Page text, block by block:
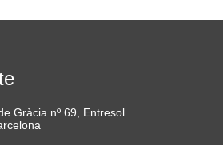
Gràcia nº 69, Entresol.